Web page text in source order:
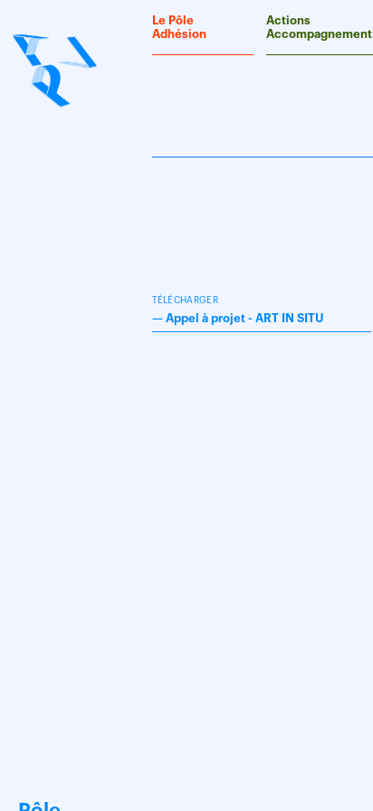
Le Pôle
Adhésion
Actions
Accompagnement
TÉLÉCHARGER
— Appel à projet - ART IN SITU